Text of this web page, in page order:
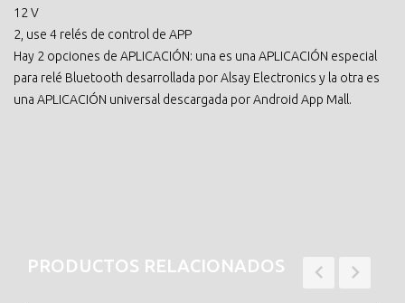
12 V
2, use 4 relés de control de APP
Hay 2 opciones de APLICACIÓN: una es una APLICACIÓN especial
para relé Bluetooth desarrollada por Alsay Electronics y la otra es
una APLICACIÓN universal descargada por Android App Mall.
PRODUCTOS RELACIONADOS